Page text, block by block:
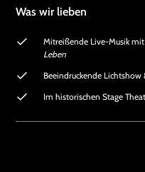
Was wir lieben
Mitreißende Live-Musik
Leben
Beeindruckende
Im historischen Stage